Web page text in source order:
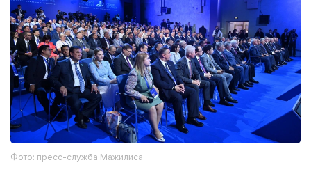
Фото: пресс-служба Мажилиса